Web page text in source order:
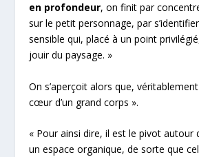
en profondeur, on finit par
sur le petit personnage, par
sensible qui, placé à un point
jouir du paysage. »
On s’aperçoit alors que,
cœur d’un grand corps ».
« Pour ainsi dire, il est le pivot autour
un espace organique, de sorte que